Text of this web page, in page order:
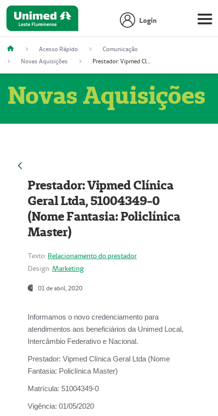
Login
Acesso Rápido
Comunicação
Novas Aquisições
Prestador: Vipmed Clínica Geral Ltda, 51004349-0 (Nome Fantasia: Policlínica Master)
Novas Aquisições
Prestador: Vipmed Clínica
Geral Ltda, 51004349-0
(Nome Fantasia: Policlínica
Master)
Texto: Relacionamento do prestador
Design: Marketing
01 de abril, 2020
Informamos o novo credenciamento para
atendimentos aos beneficiários da Unimed Local,
Intercâmbio Federativo e Nacional.
Prestador: Vipmed Clínica Geral Ltda (Nome
Fantasia: Policlínica Master)
Matrícula: 51004349-0
Vigência: 01/05/2020